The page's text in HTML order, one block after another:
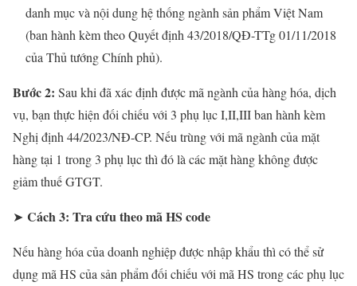
danh mục và nội dung hệ thống ngành sản phẩm Việt Nam
(ban hành kèm theo Quyết định 43/2018/QĐ-TTg 01/11/2018
của Thủ tướng Chính phủ).
Bước 2: Sau khi đã xác định được mã ngành của hàng hóa, dịch
vụ, bạn thực hiện đối chiếu với 3 phụ lục I,II,III ban hành kèm
Nghị định 44/2023/NĐ-CP. Nếu trùng với mã ngành của mặt
hàng tại 1 trong 3 phụ lục thì đó là các mặt hàng không được
giảm thuế GTGT.
➤ Cách 3: Tra cứu theo mã HS code
Nếu hàng hóa của doanh nghiệp được nhập khẩu thì có thể sử
dụng mã HS của sản phẩm đối chiếu với mã HS trong các phụ lục